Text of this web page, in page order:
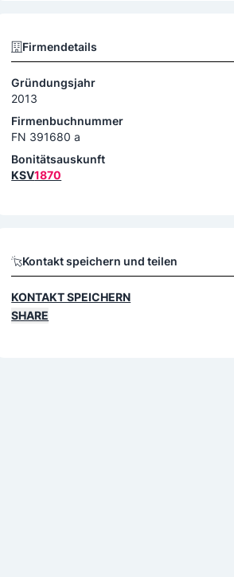
Firmendetails
Gründungsjahr
2013
Firmenbuchnummer
FN 391680 a
Bonitätsauskunft
KSV1870
Kontakt speichern und teilen
KONTAKT SPEICHERN
SHARE